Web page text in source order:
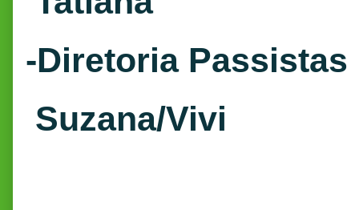
-Diretoria Passistas
Suzana/Vivi